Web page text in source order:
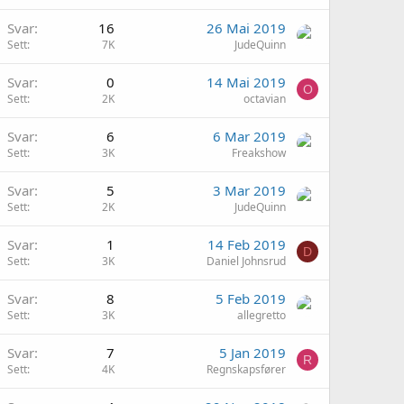
Svar 16
Sett 7K
26 Mai 2019
JudeQuinn
Svar 0
Sett 2K
14 Mai 2019
octavian
O
Svar 6
Sett 3K
6 Mar 2019
Freakshow
Svar 5
Sett 2K
3 Mar 2019
JudeQuinn
Svar 1
Sett 3K
14 Feb 2019
Daniel Johnsrud
D
Svar 8
Sett 3K
5 Feb 2019
allegretto
Svar 7
Sett 4K
5 Jan 2019
Regnskapsfører
R